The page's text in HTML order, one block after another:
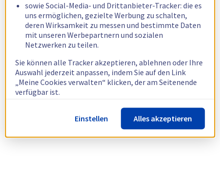
sowie Social-Media- und Drittanbieter-Tracker: die es
uns ermöglichen, gezielte Werbung zu schalten,
deren Wirksamkeit zu messen und bestimmte Daten
mit unseren Werbepartnern und sozialen
Netzwerken zu teilen.
Sie können alle Tracker akzeptieren, ablehnen oder Ihre
Auswahl jederzeit anpassen, indem Sie auf den Link
„Meine Cookies verwalten“ klicken, der am Seitenende
verfügbar ist.
Weitere Informationen finden Sie in unsererRichtlinie
zur Verwendung von Cookies.
Einstellen Alles akzeptieren